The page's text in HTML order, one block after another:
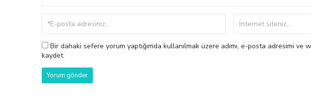
Bir dahaki sefere yorum yaptığımda kullanılmak üzere adımı, e-posta adresimi ve
kaydet.